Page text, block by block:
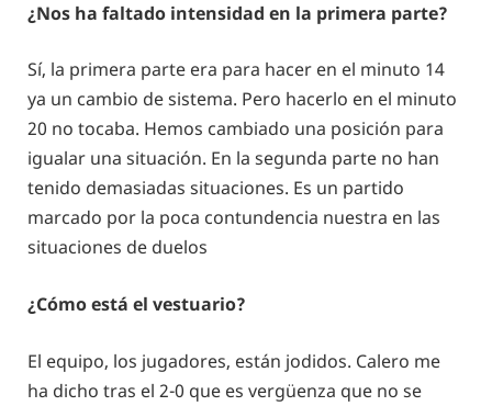
¿Nos ha faltado intensidad en la primera parte?
Sí, la primera parte era para hacer en el minuto 14
ya un cambio de sistema. Pero hacerlo en el minuto
20 no tocaba. Hemos cambiado una posición para
igualar una situación. En la segunda parte no han
tenido demasiadas situaciones. Es un partido
marcado por la poca contundencia nuestra en las
situaciones de duelos
¿Cómo está el vestuario?
El equipo, los jugadores, están jodidos. Calero me
ha dicho tras el 2-0 que es vergüenza que no se